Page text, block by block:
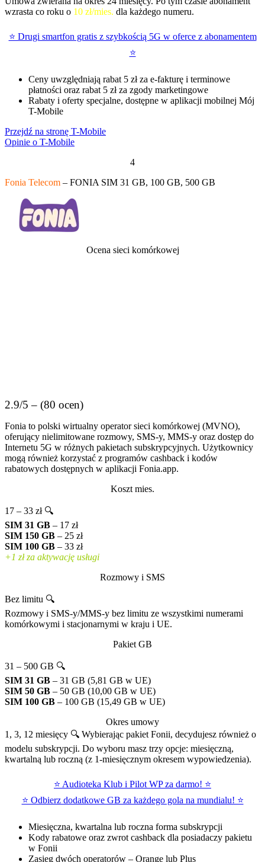
wzrasta co roku o 10 zł/mies. dla każdego numeru.
⭐ Drugi smartfon gratis z szybkością 5G w oferce z abonamentem
⭐
Ceny uwzględniają rabat 5 zł za e-fakturę i terminowe
płatności oraz rabat 5 zł za zgody marketingowe
Rabaty i oferty specjalne, dostępne w aplikacji mobilnej Mój
T-Mobile
Przejdź na stronę T-Mobile
Opinie o T-Mobile
4
Fonia Telecom – FONIA SIM 31 GB, 100 GB, 500 GB
Ocena sieci komórkowej
2.9/5 – (80 ocen)
Fonia to polski wirtualny operator sieci komórkowej (MVNO),
oferujący nielimitowane rozmowy, SMS-y, MMS-y oraz dostęp do
Internetu 5G w różnych pakietach subskrypcyjnych. Użytkownicy
mogą również korzystać z programów cashback i kodów
rabatowych dostępnych w aplikacji Fonia.app.
Koszt mies.
17 – 33 zł 🔍
SIM 31 GB – 17 zł
SIM 150 GB – 25 zł
SIM 100 GB – 33 zł
+1 zł za aktywację usługi
Rozmowy i SMS
Bez limitu 🔍
Rozmowy i SMS-y/MMS-y bez limitu ze wszystkimi numerami
komórkowymi i stacjonarnymi w kraju i UE.
Pakiet GB
31 – 500 GB 🔍
SIM 31 GB – 31 GB (5,81 GB w UE)
SIM 50 GB – 50 GB (10,00 GB w UE)
SIM 100 GB – 100 GB (15,49 GB w UE)
Okres umowy
1, 3, 12 miesięcy 🔍 Wybierając pakiet Fonii, decydujesz również o
modelu subskrypcji. Do wyboru masz trzy opcje: miesięczną,
kwartalną lub roczną (z 1-miesięcznym okresem wypowiedzenia).
⭐ Audioteka Klub i Pilot WP za darmo! ⭐
⭐ Odbierz dodatkowe GB za każdego gola na mundialu! ⭐
Miesięczna, kwartalna lub roczna forma subskrypcji
Kody rabatowe oraz zwrot cashback dla posiadaczy pakietu
w Fonii
Zasięg dwóch operatorów – Orange lub Plus